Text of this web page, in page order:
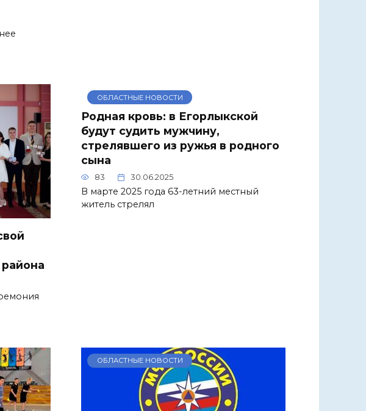
ОБЛАСТНЫЕ НОВОСТИ
Родная кровь: в Егорлыкской
будут судить мужчину,
стрелявшего из ружья в родного
сына
83 30.06.2025
В марте 2025 года 63-летний местный
житель стрелял
ОБЛАСТНЫЕ НОВОСТИ